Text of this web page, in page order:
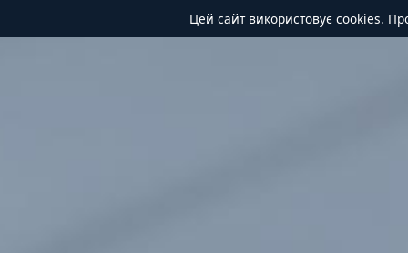
Цей сайт використовує cookies.